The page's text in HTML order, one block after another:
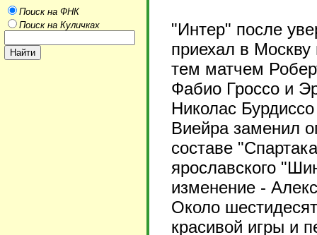
Поиск на ФНК
Поиск на Куличках
"Интер" после
приехал в
тем матчем
Фабио Гроссо и
Николас
Виейра заменил
составе
ярославского
изменение -
Около
красивой игры и